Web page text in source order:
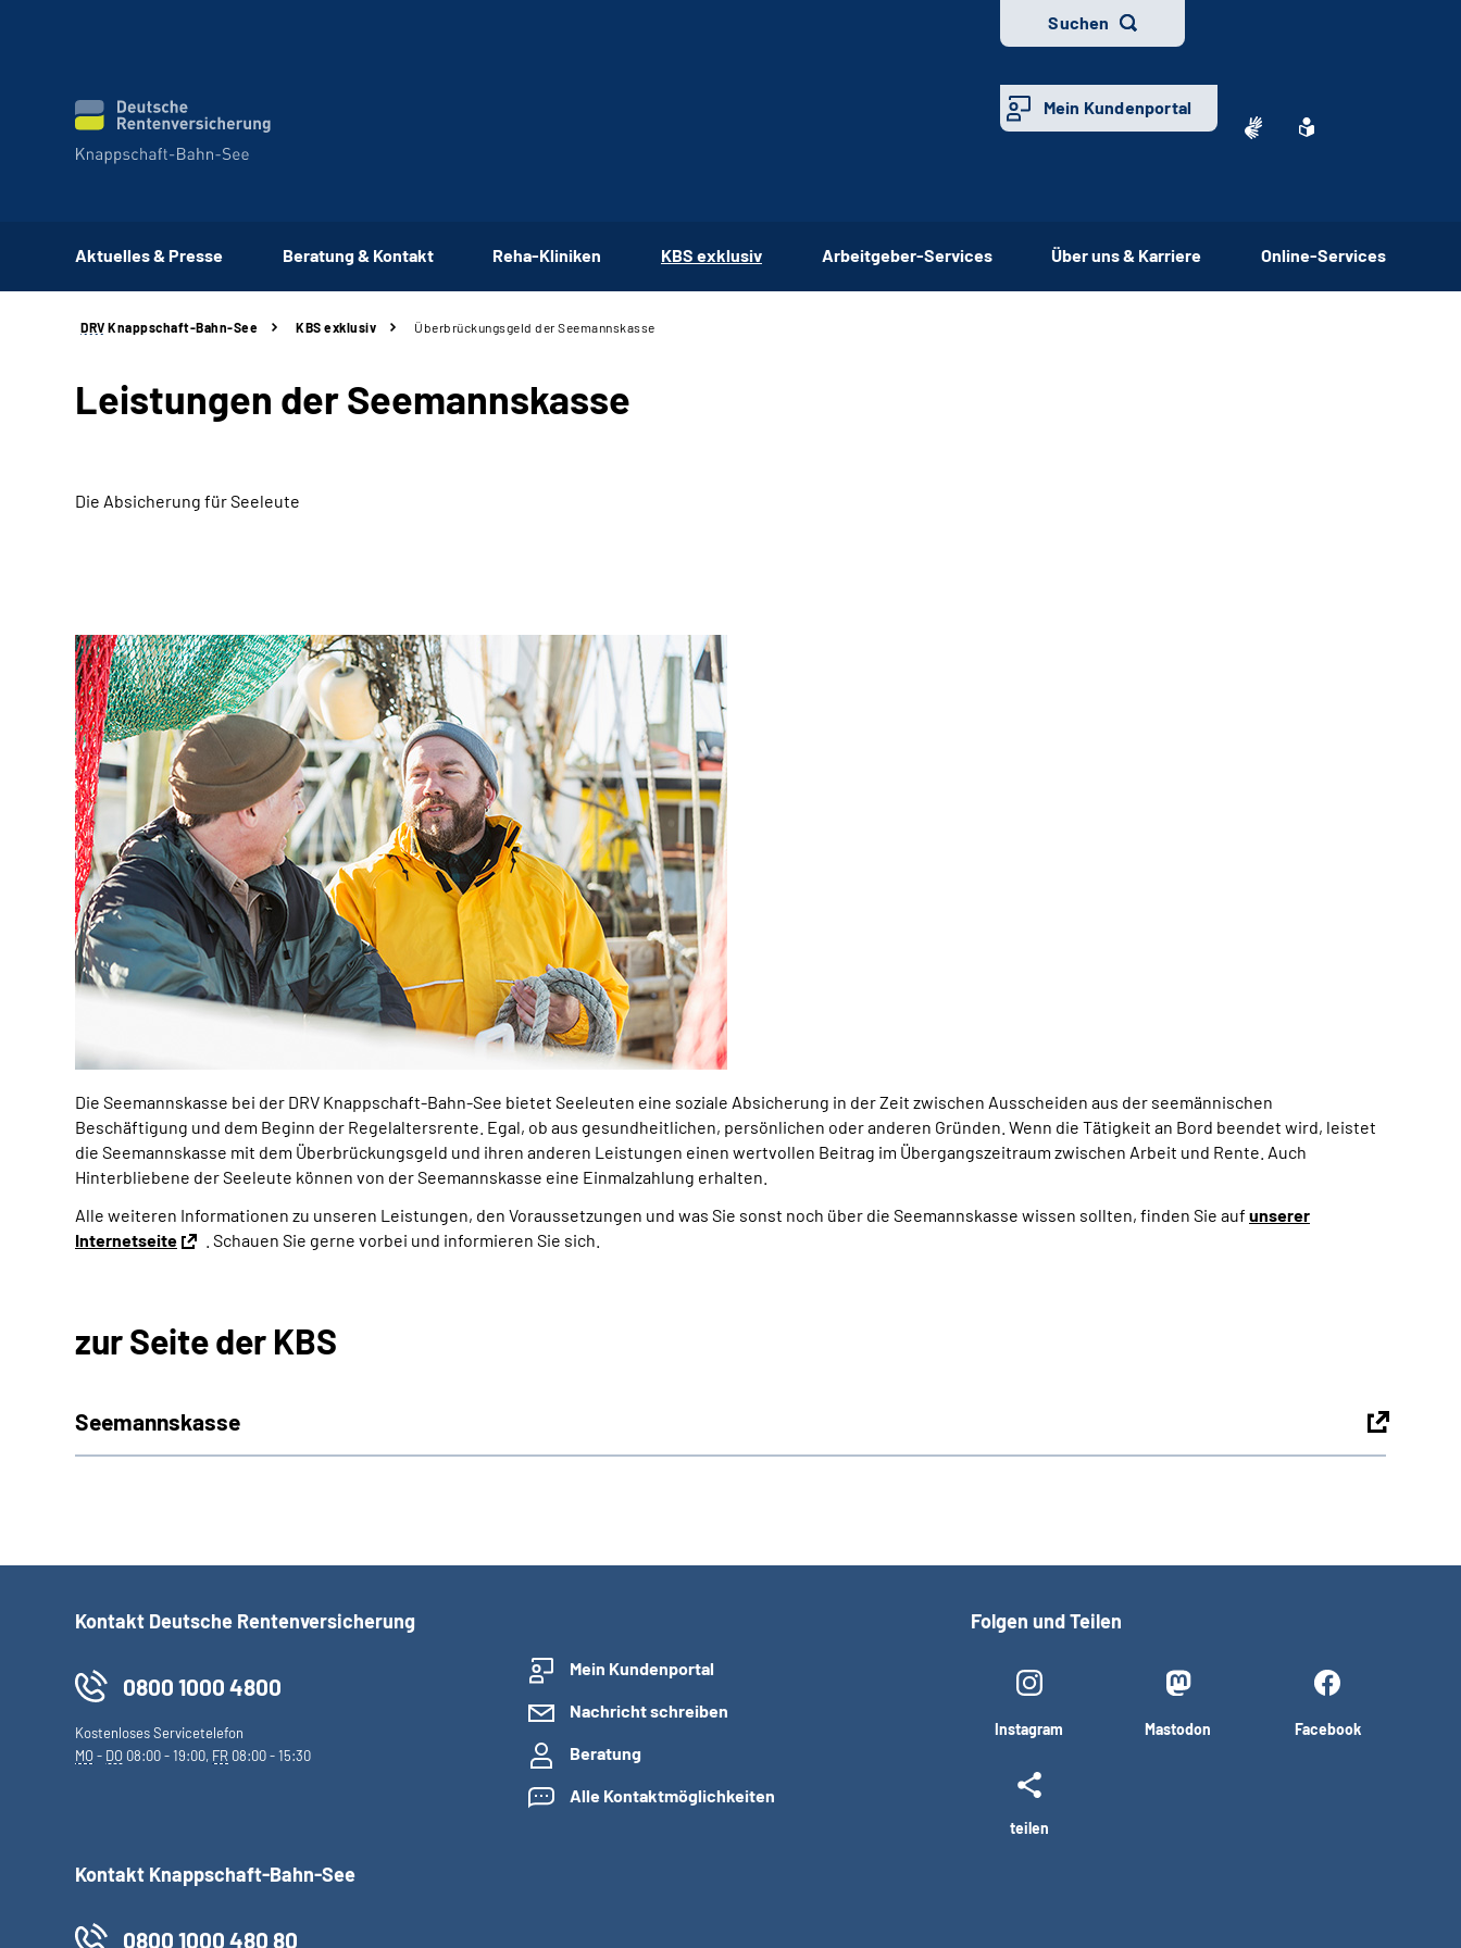
Suchen
Mein Kundenportal
Aktuelles & Presse Beratung & Kontakt Reha-Kliniken KBS exklusiv Arbeitgeber-Services Über uns & Karriere Online-Services
DRV Knappschaft-Bahn-See KBS exklusiv Überbrückungsgeld der Seemannskasse
Leistungen der Seemannskasse
Die Absicherung für Seeleute
Die Seemannskasse bei der DRV Knappschaft-Bahn-See bietet Seeleuten eine soziale Absicherung in der Zeit zwischen Ausscheiden aus der seemännischen
Beschäftigung und dem Beginn der Regelaltersrente. Egal, ob aus gesundheitlichen, persönlichen oder anderen Gründen. Wenn die Tätigkeit an Bord beendet wird, leistet
die Seemannskasse mit dem Überbrückungsgeld und ihren anderen Leistungen einen wertvollen Beitrag im Übergangszeitraum zwischen Arbeit und Rente. Auch
Hinterbliebene der Seeleute können von der Seemannskasse eine Einmalzahlung erhalten.
Alle weiteren Informationen zu unseren Leistungen, den Voraussetzungen und was Sie sonst noch über die Seemannskasse wissen sollten, finden Sie auf unserer
Internetseite
. Schauen Sie gerne vorbei und informieren Sie sich.
zur Seite der KBS
Seemannskasse
Kontakt Deutsche Rentenversicherung
0800 1000 4800
Kostenloses Servicetelefon
MO- DO 08:00 - 19:00, FR 08:00 - 15:30
Mein Kundenportal
Nachricht schreiben
Beratung
Alle Kontaktmöglichkeiten
Kontakt Knappschaft-Bahn-See
0800 1000 480 80
Folgen und Teilen
Instagram Mastodon Facebook
teilen